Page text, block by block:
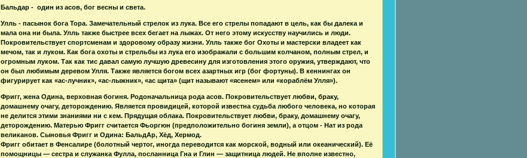
Бальдар - один из асов, бог весны и света.
Улль - пасынок бога Тора. Замечательный стрелок из лука. Все его стрелы попадают в цель, как бы далека и
мала она ни была. Улль также быстрее всех бегает на лыжах. От него этому искусству научились и люди.
Покровительствует спортсменам и здоровому образу жизни. Улль также бог Охоты и мастерски владеет как
мечом, так и луком. Как бога охоты и стрельбы из лука его изображали с большим колчаном, полным стрел, и
огромным луком. Так как тис давал самую лучшую древесину для изготовления этого оружия, утверждают, что
он был любимым деревом Улля. Также является богом всех азартных игр (бог фортуны). В кеннингах он
фигурирует как «ас-лучник», «ас-лыжник», «ас щита» (щит называют «ясенем» или «кораблём Улля»).
Фригг, жена Одина, верховная богиня. Родоначальница рода асов. Покровительствует любви, браку,
домашнему очагу, деторождению. Является провидицей, которой известна судьба любого человека, но которая
не делится этими знаниями ни с кем. Прядущая облака. Покровительствует любви, браку, домашнему очагу,
деторождению. Матерью Фригг считается Фьоргюн (предположительно богиня земли), а отцом - Нат из рода
великанов. Сыновья Фригг и Одина: БальдАр, Хёд, Хермод.
Фригг обитает в Фенсалире (болотный чертог, иногда переводится как морской, водный или океанический). Её
помощницы — сестра и служанка Фулла, посланница Гна и Глин — защитница людей. Не вполне известно,